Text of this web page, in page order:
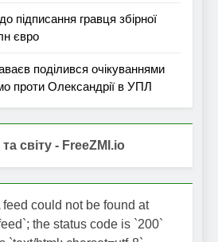
підписання гравця збірної
євро
поділився очікуваннями
проти Олександрії в УПЛ
світу - FreeZMI.io
feed could not be found at
the status code is `200`